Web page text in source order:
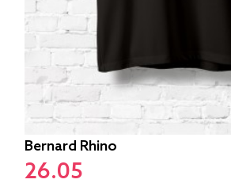
Bernard Rhino
26.05